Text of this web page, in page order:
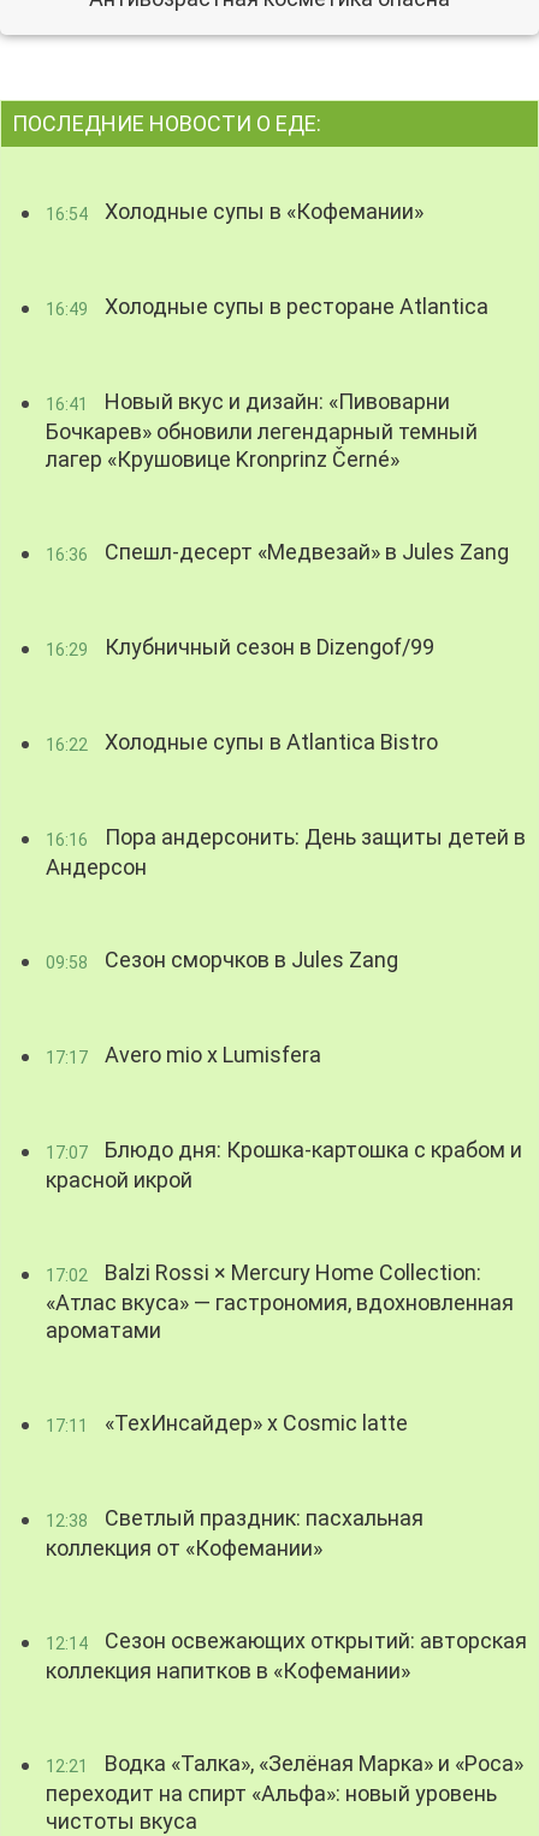
ПОСЛЕДНИЕ НОВОСТИ О ЕДЕ:
16:54 Холодные супы в «Кофемании»
16:49 Холодные супы в ресторане Atlantica
16:41
Новый вкус и дизайн: «Пивоварни
Бочкарев» обновили легендарный темный
лагер «Крушовице Kronprinz Černé»
16:36 Спешл-десерт «Медвезай» в Jules Zang
16:29 Клубничный сезон в Dizengof/99
16:22 Холодные супы в Atlantica Bistro
16:16
Пора андерсонить: День защиты детей в
Андерсон
09:58 Сезон сморчков в Jules Zang
17:17 Avero mio x Lumisfera
17:07
Блюдо дня: Крошка-картошка с крабом и
красной икрой
17:02
Balzi Rossi × Mercury Home Collection:
«Атлас вкуса» — гастрономия, вдохновленная
ароматами
17:11 «ТехИнсайдер» х Cosmic latte
12:38
Светлый праздник: пасхальная
коллекция от «Кофемании»
12:14
Сезон освежающих открытий: авторская
коллекция напитков в «Кофемании»
12:21
Водка «Талка», «Зелёная Марка» и «Роса»
переходит на спирт «Альфа»: новый уровень
чистоты вкуса